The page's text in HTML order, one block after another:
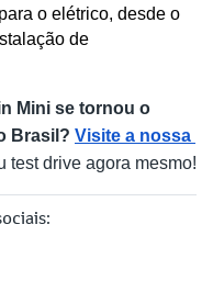
o elétrico, desde o
de
Mini se tornou o
Brasil? Visite a nossa
test drive agora mesmo!